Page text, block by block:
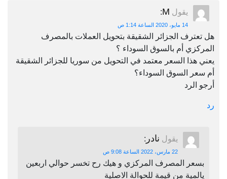
يقول M
:
14 مايو، 2020 الساعة 1:14 ص
هل تعترف الجزائر الشقيقة بتحويل العملات بالمصرف
المركزي أم بالسوق السوداء ؟
يعني هذا السعر معتمد في التحويل من سوريا للجزائر الشقيقة
أم سعر السوق السوداء؟
أرجو الرد
رد
يقول نادر :
22 مارس، 2022 الساعة 9:08 ص
بسعر المصرف المركزي و هيك رح تخسر حوالي اربعين
يالمية من قيمة للحوالة الاصلية